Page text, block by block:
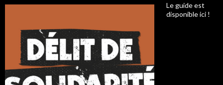
Le guide est
disponible ici !